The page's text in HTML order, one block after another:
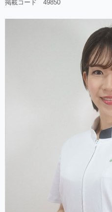
掲載コード 49850